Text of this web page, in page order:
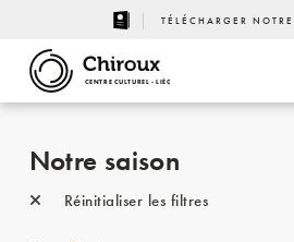
TÉLÉCHARGER
CENTRE CULTUREL - LIÈGE
Notre saison
Réinitialiser les filtres